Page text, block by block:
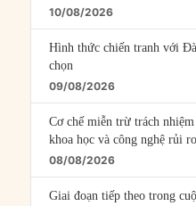
10/08/2026
Hình thức chiến tranh với
chọn
09/08/2026
Cơ chế miễn trừ trách
khoa học và công nghệ rủi
08/08/2026
Giai đoạn tiếp theo trong